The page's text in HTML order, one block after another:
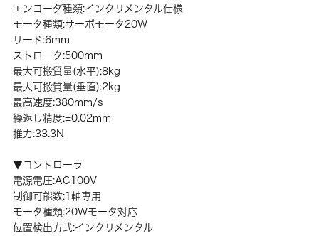
エンコーダ種類:インクリメンタル仕様
モータ種類:サーボモータ20W
リード:6mm
ストローク:500mm
最大可搬質量(水平):8kg
最大可搬質量(垂直):2kg
最高速度:380mm/s
繰返し精度:±0.02mm
推力:33.3N
▼コントローラ
電源電圧:AC100V
制御可能数:1軸専用
モータ種類:20Wモータ対応
位置検出方式:インクリメンタル